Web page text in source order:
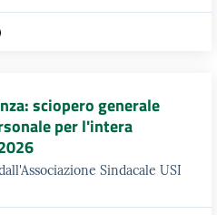
sciopero generale
per l'intera
Sindacale USI